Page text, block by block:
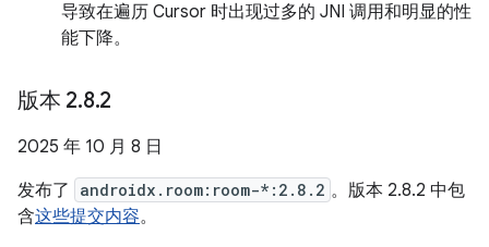
导致在遍历 Cursor 时出现过多的 JNI 调用和明显的性
能下降。
版本 2.8.2
2025 年 10 月 8 日
发布了
androidx.room:room-*:2.8.2 。版本 2.8.2 中包
含这些提交内容。